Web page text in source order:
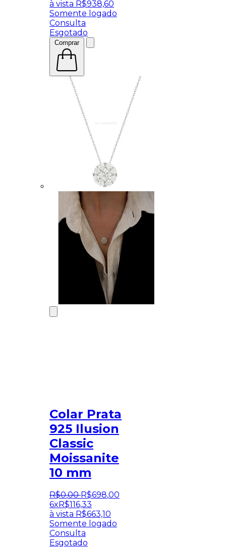
à vista R$938,60
Somente logado
Consulta
Esgotado
Comprar
Colar Prata
925 Ilusion
Classic
Moissanite
10 mm
R$0,00 R$698,00
6xR$116,33
à vista R$663,10
Somente logado
Consulta
Esgotado